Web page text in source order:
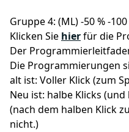
Gruppe 4: (ML) -50 % -
Klicken Sie hierfür die
Der
Die Programmierungen
alt ist: Voller Klick (zum
Neu ist: halbe Klicks
(nach dem halben Klick
nicht.)